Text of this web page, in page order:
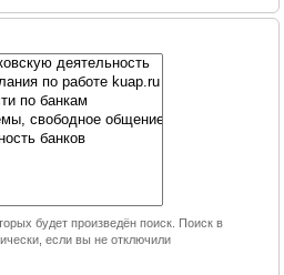
будет произведён поиск. Поиск в
если вы не отключили